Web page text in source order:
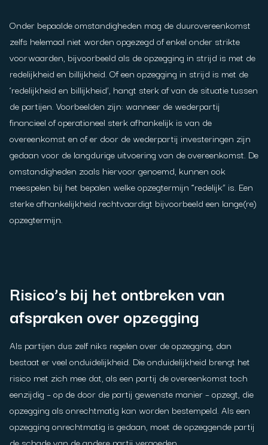
Onder bepaalde omstandigheden mag de duurovereenkomst
zelfs helemaal niet worden opgezegd of enkel onder strikte
voorwaarden, bijvoorbeeld als de opzegging in strijd is met de
redelijkheid en billijkheid. Of een opzegging in strijd is met de
‘redelijkheid en billijkheid’, hangt sterk af van de situatie tussen
de partijen. Voorbeelden zijn: wanneer de wederpartij
financieel of operationeel sterk afhankelijk is van de
overeenkomst en of er door de wederpartij investeringen zijn
gedaan voor de langdurige uitvoering van de overeenkomst. De
omstandigheden zoals hiervoor genoemd, kunnen ook
meespelen bij het bepalen welke opzegtermijn “redelijk” is. Een
sterke afhankelijkheid rechtvaardigt bijvoorbeeld een lange(re)
opzegtermijn.
Risico’s bij het ontbreken van
afspraken over opzegging
Als partijen dus zelf niks regelen over de opzegging, dan
bestaat er veel onduidelijkheid. Die onduidelijkheid brengt het
risico met zich mee dat, als een partij de overeenkomst toch
eenzijdig – op de door die partij gewenste manier – opzegt, die
opzegging als onrechtmatig kan worden bestempeld. Als een
opzegging onrechtmatig is gedaan, moet de opzeggende partij